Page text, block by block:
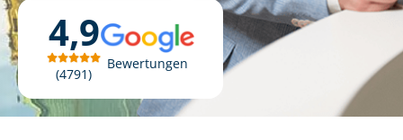
4,9
4791
Bewertungen